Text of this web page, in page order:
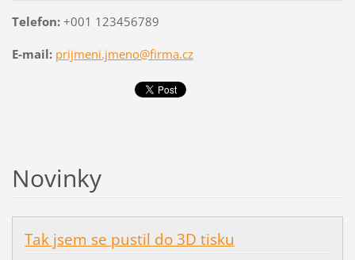
Telefon:+001 123456789
E-mail: prijmeni.jmeno@firma.cz
Novinky
Tak jsem se pustil do 3D tisku